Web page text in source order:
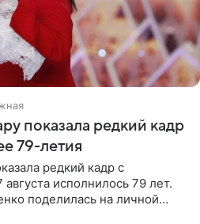
показала редкий кадр
79-летия
редкий кадр с
исполнилось 79 лет.
поделилась на личной